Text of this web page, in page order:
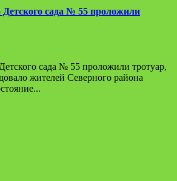
сада № 55 проложили
сада № 55 проложили тротуар,
жителей Северного района